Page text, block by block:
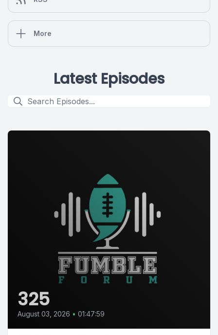
More
Latest Episodes
325
August 03, 2026 • 01:47:59